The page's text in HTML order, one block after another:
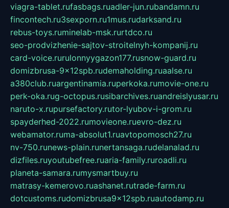
viagra-tablet.rufasbags.ruadler-jun.rubandamn.ru
fincontech.ru3sexporn.ru1mus.rudarksand.ru
rebus-toys.ruminelab-msk.rurtdco.ru
seo-prodvizhenie-sajtov-stroitelnyh-kompanij.ru
card-voice.rurulonnyygazon177.rusnow-guard.ru
domizbrusa-9x12spb.rudemaholding.ruaalse.ru
a380club.ruargentinamia.ruperkoka.rumovie-one.ru
perk-oka.rug-octopus.rusibarchives.ruandreislyusar.ru
naruto-x.rupursefactory.rutor-lyubov-i-grom.ru
spayderhed-2022.rumovieone.ruevro-dez.ru
webamator.ruma-absolut1.ruavtopomosch27.ru
nv-750.runews-plain.runertansaga.rudelanalad.ru
dizfiles.ruyoutubefree.ruaria-family.ruroadli.ru
planeta-samara.rumysmartbuy.ru
matrasy-kemerovo.ruashanet.rutrade-farm.ru
dotcustoms.rudomizbrusa9x12spb.ruautodamp.ru